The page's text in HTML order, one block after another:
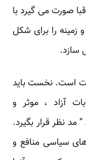
صورت می گیرد با
را برای شکل
سازد.
است. نخست باید
آزاد ، موثر و
نظر قرار بگیرد.
سیاسی منافع و